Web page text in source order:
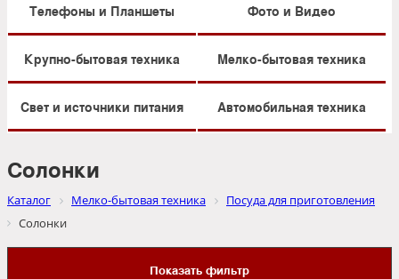
Телефоны и Планшеты Фото и Видео
Крупно-бытовая техника Мелко-бытовая техника
Свет и источники питания Автомобильная техника
Солонки
Каталог Мелко-бытовая техника
Посуда для приготовления
Солонки
Показать фильтр